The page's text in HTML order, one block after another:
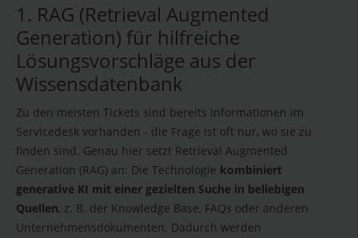
1. RAG (Retrieval Augmented
Generation) für hilfreiche
Lösungsvorschläge aus der
Wissensdatenbank
Zu den meisten Tickets sind bereits Informationen im
Servicedesk vorhanden - die Frage ist oft nur, wo sie zu
finden sind. Genau hier setzt Retrieval Augmented
Generation (RAG) an: Die Technologie kombiniert
generative KI mit einer gezielten Suche in beliebigen
Quellen, z. B. der Knowledge Base, FAQs oder anderen
Unternehmensdokumenten. Dadurch werden